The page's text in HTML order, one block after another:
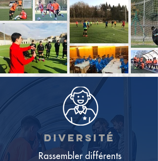
diversité
Rassembler différents